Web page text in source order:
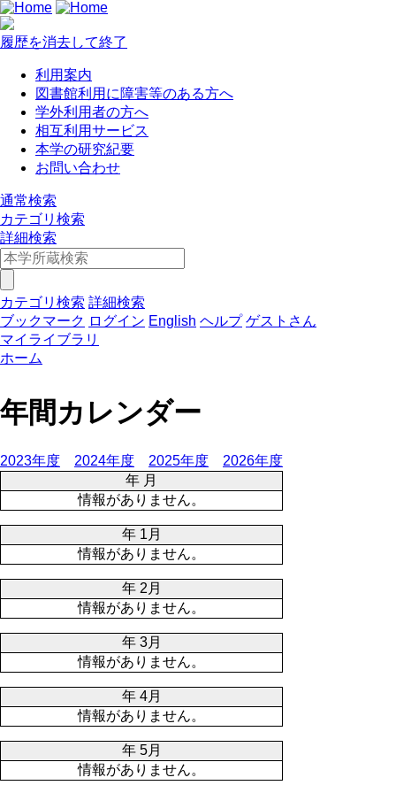
履歴を消去して終了
利用案内
図書館利用に障害等のある方へ
学外利用者の方へ
相互利用サービス
本学の研究紀要
お問い合わせ
通常検索
カテゴリ検索
詳細検索
カテゴリ検索 詳細検索
ブックマーク ログイン English ヘルプ ゲストさん
マイライブラリ
ホーム
年間カレンダー
2023年度 2024年度 2025年度
2026年度
年 月
情報がありません。
年 1月
情報がありません。
年 2月
情報がありません。
年 3月
情報がありません。
年 4月
情報がありません。
年 5月
情報がありません。